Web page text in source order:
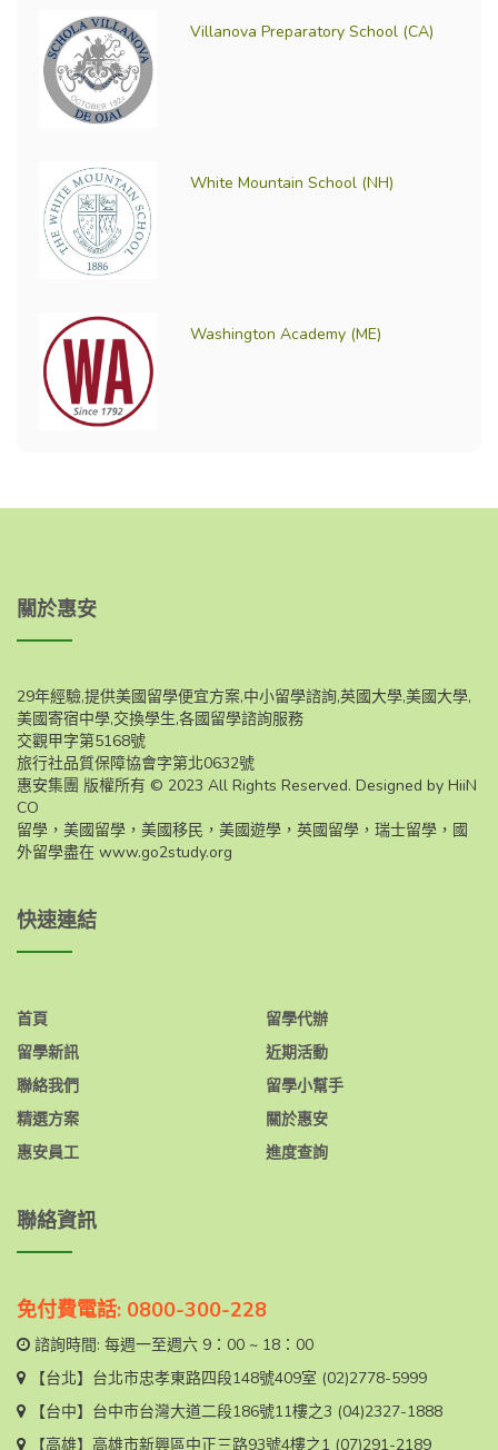
Villanova Preparatory School (CA)
White Mountain School (NH)
Washington Academy (ME)
關於惠安
29年經驗,提供美國留學便宜方案,中小留學諮詢,英國大學,美國大學,
美國寄宿中學,交換學生,各國留學諮詢服務
交觀甲字第5168號
旅行社品質保障協會字第北0632號
惠安集團 版權所有 © 2023 All Rights Reserved. Designed by HiiN
CO
留學，美國留學，美國移民，美國遊學，英國留學，瑞士留學，國
外留學盡在 www.go2study.org
快速連結
首頁
留學新訊
聯絡我們
精選方案
惠安員工
留學代辦
近期活動
留學小幫手
關於惠安
進度查詢
聯絡資訊
免付費電話: 0800-300-228
諮詢時間: 每週一至週六 9：00 ~ 18：00
【台北】 台北市忠孝東路四段148號409室 (02)2778-5999
【台中】 台中市台灣大道二段186號11樓之3 (04)2327-1888
【高雄】 高雄市新興區中正三路93號4樓之1 (07)291-2189